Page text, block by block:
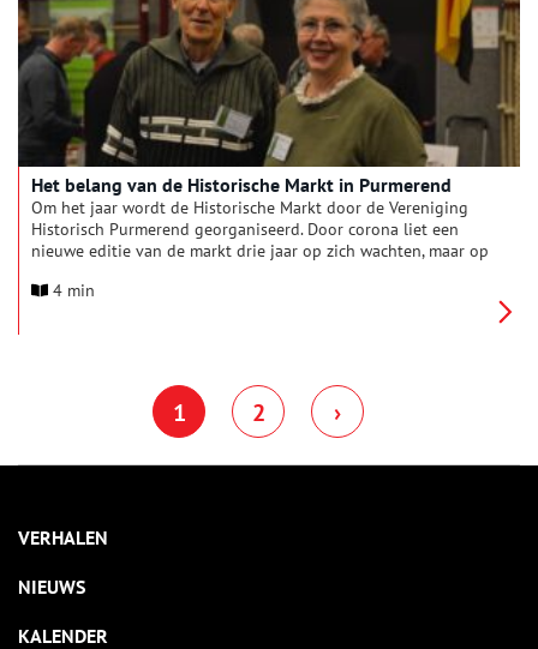
Holland om de vereniging in het zonnetje te zetten.
Het belang van de Historische Markt in Purmerend
Om het jaar wordt de Historische Markt door de Vereniging
Historisch Purmerend georganiseerd. Door corona liet een
nieuwe editie van de markt drie jaar op zich wachten, maar op
viel te merken dat de markt veel betekent voor de inwoners
4 min
1 2 ›
VERHALEN
NIEUWS
KALENDER